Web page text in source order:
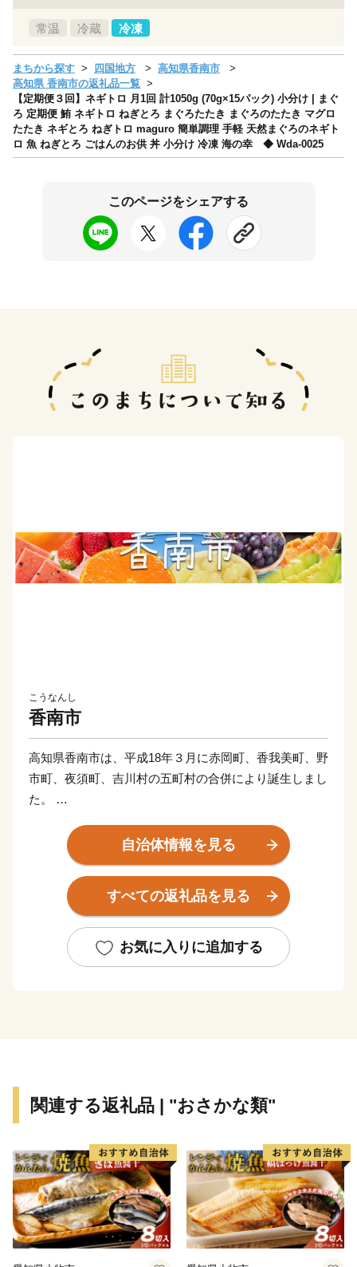
常温 冷蔵 冷凍
まちから探す 四国地方
高知県香南市
高知県 香南市の返礼品一覧
【定期便３回】ネギトロ 月1回 計1050g (70g×15パック) 小分け | まぐ
ろ 定期便 鮪 ネギトロ ねぎとろ まぐろたたき まぐろのたたき マグロ
たたき ネギとろ ねぎトロ maguro 簡単調理 手軽 天然まぐろのネギト
ロ 魚 ねぎとろ ごはんのお供 丼 小分け 冷凍 海の幸 ◆ Wda-0025
このページをシェアする
こうなんし
香南市
高知県香南市は、平成18年３月に赤岡町、香我美町、野
市町、夜須町、吉川村の五町村の合併により誕生しまし
た。
山地部からなり、市内を物部川、香宗川などが流れ、美
しい水と緑に包まれた元気で豊かなまちです。
香南市へのご寄附、誠にありがとうございます！
いたします♪
自治体情報を見る
すべての返礼品を見る
お気に入りに追加する
関連する返礼品 | "おさかな類"